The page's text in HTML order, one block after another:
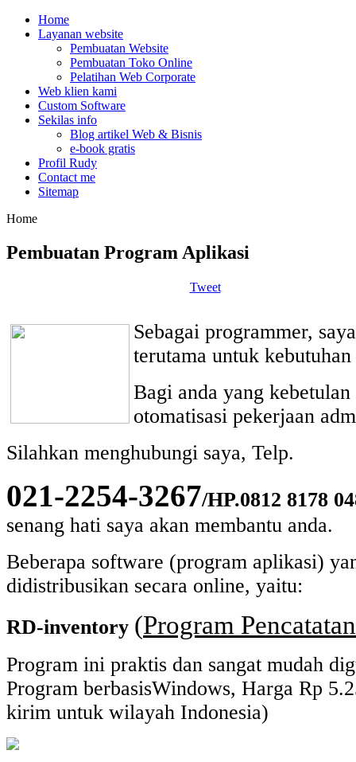
Home
Layanan website
Pembuatan Website
Pembuatan Toko Online
Pelatihan Web Corporate
Web klien kami
Custom Software
Sekilas info
Blog artikel Web & Bisnis
e-book gratis
Profil Rudy
Contact me
Sitemap
Home
Pembuatan Program Aplikasi
Tweet
Sebagai programmer,
terutama untuk
Bagi anda yang
otomatisasi pekerjaan
Silahkan menghubungi saya, Telp.
021-2254-3267/HP.0812 8178
senang hati saya akan membantu anda.
Beberapa software (program aplikasi)
didistribusikan secara online, yaitu:
RD-inventory (Program
Program ini praktis dan sangat mudah
Program berbasisWindows, Harga Rp
kirim untuk wilayah Indonesia)